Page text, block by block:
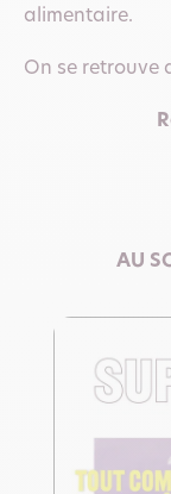
alimentaire.
On se retrouve
AU